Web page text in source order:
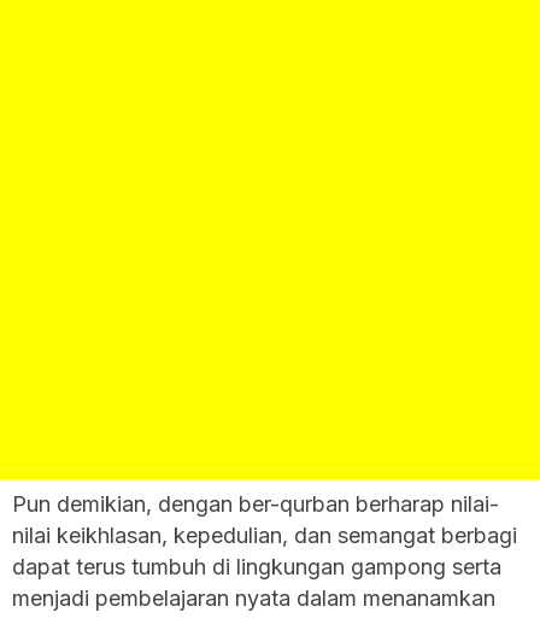
Pun demikian, dengan ber-qurban berharap nilai-
nilai keikhlasan, kepedulian, dan semangat berbagi
dapat terus tumbuh di lingkungan gampong serta
menjadi pembelajaran nyata dalam menanamkan